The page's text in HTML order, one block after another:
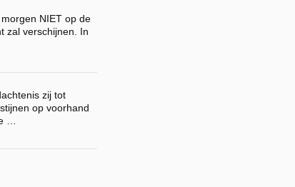
NIET op de
zal verschijnen. In
zij tot
op voorhand
…